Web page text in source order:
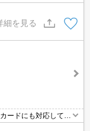
問い合わせ下さい！
細を見る
ードにも対応してお
問い合わせ下さい！